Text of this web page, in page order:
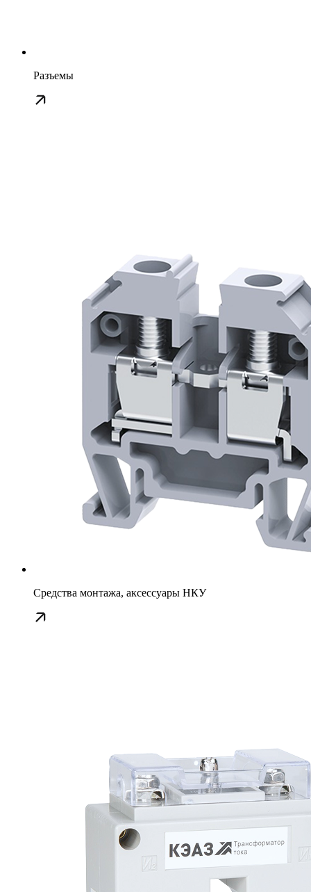
Разъемы
Средства монтажа, аксессуары НКУ